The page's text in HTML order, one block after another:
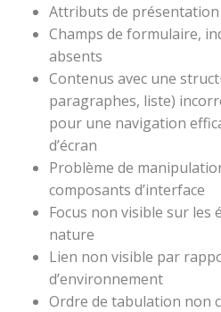
Attributs de présentation
Champs de formulaire,
absents
Contenus avec une
paragraphes, liste)
pour une navigation
d’écran
Problème de
composants d’interface
Focus non visible sur les
nature
Lien non visible par
d’environnement
Ordre de tabulation non